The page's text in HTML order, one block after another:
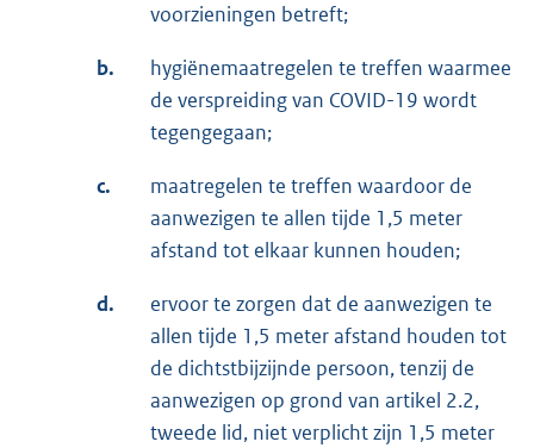
voorzieningen betreft;
b.
hygiënemaatregelen te treffen waarmee
de verspreiding van COVID-19 wordt
tegengegaan;
c.
maatregelen te treffen waardoor de
aanwezigen te allen tijde 1,5 meter
afstand tot elkaar kunnen houden;
d.
ervoor te zorgen dat de aanwezigen te
allen tijde 1,5 meter afstand houden tot
de dichtstbijzijnde persoon, tenzij de
aanwezigen op grond van artikel 2.2,
tweede lid, niet verplicht zijn 1,5 meter